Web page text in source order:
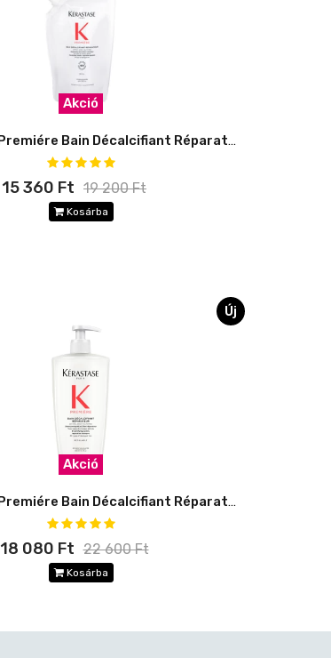
Akció
Kérastase Premiére Bain Décalcifiant Réparateur DOYPACK 500 ml
15 360 Ft 19 200 Ft
Kosárba
Új
Akció
Kérastase Premiére Bain Décalcifiant Réparateur 500 ml
18 080 Ft 22 600 Ft
Kosárba